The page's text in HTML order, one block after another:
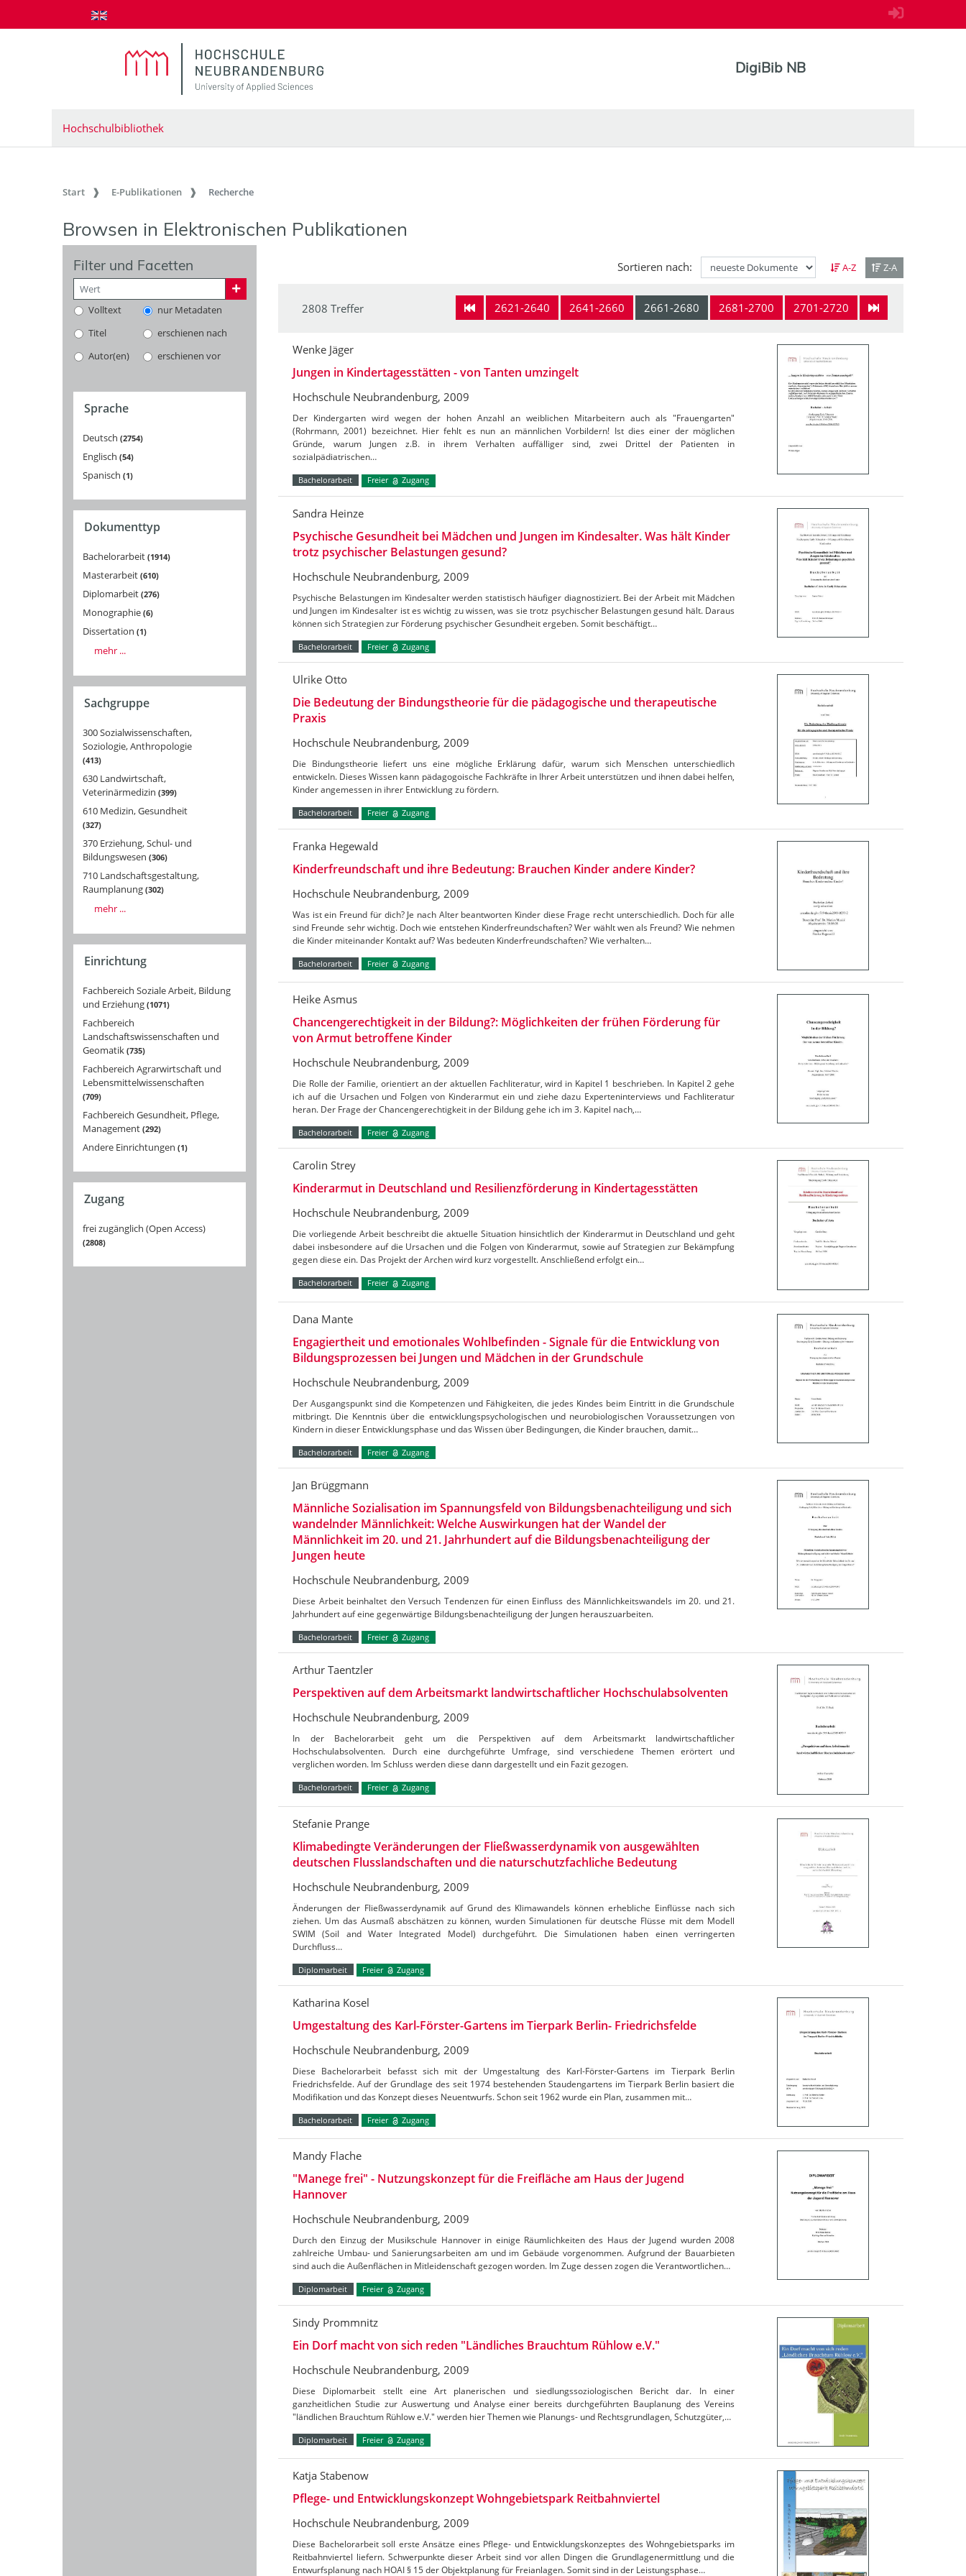
zum Inhalt springen
DigiBib NB
Hochschulbibliothek
Start E-Publikationen Recherche
Browsen in Elektronischen Publikationen
Filter und Facetten
Volltext
nur Metadaten
Titel
erschienen nach
Autor(en)
erschienen vor
Sprache
Deutsch 2754
Englisch 54
Spanisch 1
Dokumenttyp
Bachelorarbeit 1914
Masterarbeit 610
Diplomarbeit 276
Monographie 6
Dissertation 1
mehr ...
Sachgruppe
300 Sozialwissenschaften,
Soziologie, Anthropologie
413
630 Landwirtschaft,
Veterinärmedizin 399
610 Medizin, Gesundheit
327
370 Erziehung, Schul- und
Bildungswesen 306
710 Landschaftsgestaltung,
Raumplanung 302
mehr ...
Einrichtung
Fachbereich Soziale Arbeit, Bildung
und Erziehung 1071
Fachbereich
Landschaftswissenschaften und
Geomatik 735
Fachbereich Agrarwirtschaft und
Lebensmittelwissenschaften
709
Fachbereich Gesundheit, Pflege,
Management 292
Andere Einrichtungen 1
Zugang
frei zugänglich (Open Access)
2808
Sortieren nach: A-Z Z-A
2621-2640 2641-2660 2661-2680 2681-2700 2701-2720
2808 Treffer
Wenke Jäger
Jungen in Kindertagesstätten - von Tanten umzingelt
Hochschule Neubrandenburg, 2009
Der Kindergarten wird wegen der hohen Anzahl an weiblichen Mitarbeitern auch als "Frauengarten"
(Rohrmann, 2001) bezeichnet. Hier fehlt es nun an männlichen Vorbildern! Ist dies einer der möglichen
Gründe, warum Jungen z.B. in ihrem Verhalten auffälliger sind, zwei Drittel der Patienten in
sozialpädiatrischen…
Bachelorarbeit Freier Zugang
Sandra Heinze
Psychische Gesundheit bei Mädchen und Jungen im Kindesalter. Was hält Kinder
trotz psychischer Belastungen gesund?
Hochschule Neubrandenburg, 2009
Psychische Belastungen im Kindesalter werden statistisch häufiger diagnostiziert. Bei der Arbeit mit Mädchen
und Jungen im Kindesalter ist es wichtig zu wissen, was sie trotz psychischer Belastungen gesund hält. Daraus
können sich Strategien zur Förderung psychischer Gesundheit ergeben. Somit beschäftigt…
Bachelorarbeit Freier Zugang
Ulrike Otto
Die Bedeutung der Bindungstheorie für die pädagogische und therapeutische
Praxis
Hochschule Neubrandenburg, 2009
Die Bindungstheorie liefert uns eine mögliche Erklärung dafür, warum sich Menschen unterschiedlich
entwickeln. Dieses Wissen kann pädagogoische Fachkräfte in Ihrer Arbeit unterstützen und ihnen dabei helfen,
Kinder angemessen in ihrer Entwicklung zu fördern.
Bachelorarbeit Freier Zugang
Franka Hegewald
Kinderfreundschaft und ihre Bedeutung: Brauchen Kinder andere Kinder?
Hochschule Neubrandenburg, 2009
Was ist ein Freund für dich? Je nach Alter beantworten Kinder diese Frage recht unterschiedlich. Doch für alle
sind Freunde sehr wichtig. Doch wie entstehen Kinderfreundschaften? Wer wählt wen als Freund? Wie nehmen
die Kinder miteinander Kontakt auf? Was bedeuten Kinderfreundschaften? Wie verhalten…
Bachelorarbeit Freier Zugang
Heike Asmus
Chancengerechtigkeit in der Bildung?: Möglichkeiten der frühen Förderung für
von Armut betroffene Kinder
Hochschule Neubrandenburg, 2009
Die Rolle der Familie, orientiert an der aktuellen Fachliteratur, wird in Kapitel 1 beschrieben. In Kapitel 2 gehe
ich auf die Ursachen und Folgen von Kinderarmut ein und ziehe dazu Experteninterviews und Fachliteratur
heran. Der Frage der Chancengerechtigkeit in der Bildung gehe ich im 3. Kapitel nach,…
Bachelorarbeit Freier Zugang
Carolin Strey
Kinderarmut in Deutschland und Resilienzförderung in Kindertagesstätten
Hochschule Neubrandenburg, 2009
Die vorliegende Arbeit beschreibt die aktuelle Situation hinsichtlich der Kinderarmut in Deutschland und geht
dabei insbesondere auf die Ursachen und die Folgen von Kinderarmut, sowie auf Strategien zur Bekämpfung
gegen diese ein. Das Projekt der Archen wird kurz vorgestellt. Anschließend erfolgt ein…
Bachelorarbeit Freier Zugang
Dana Mante
Engagiertheit und emotionales Wohlbefinden - Signale für die Entwicklung von
Bildungsprozessen bei Jungen und Mädchen in der Grundschule
Hochschule Neubrandenburg, 2009
Der Ausgangspunkt sind die Kompetenzen und Fähigkeiten, die jedes Kindes beim Eintritt in die Grundschule
mitbringt. Die Kenntnis über die entwicklungspsychologischen und neurobiologischen Voraussetzungen von
Kindern in dieser Entwicklungsphase und das Wissen über Bedingungen, die Kinder brauchen, damit…
Bachelorarbeit Freier Zugang
Jan Brüggmann
Männliche Sozialisation im Spannungsfeld von Bildungsbenachteiligung und sich
wandelnder Männlichkeit: Welche Auswirkungen hat der Wandel der
Männlichkeit im 20. und 21. Jahrhundert auf die Bildungsbenachteiligung der
Jungen heute
Hochschule Neubrandenburg, 2009
Diese Arbeit beinhaltet den Versuch Tendenzen für einen Einfluss des Männlichkeitswandels im 20. und 21.
Jahrhundert auf eine gegenwärtige Bildungsbenachteiligung der Jungen herauszuarbeiten.
Bachelorarbeit Freier Zugang
Arthur Taentzler
Perspektiven auf dem Arbeitsmarkt landwirtschaftlicher Hochschulabsolventen
Hochschule Neubrandenburg, 2009
In der Bachelorarbeit geht um die Perspektiven auf dem Arbeitsmarkt landwirtschaftlicher
Hochschulabsolventen. Durch eine durchgeführte Umfrage, sind verschiedene Themen erörtert und
verglichen worden. Im Schluss werden diese dann dargestellt und ein Fazit gezogen.
Bachelorarbeit Freier Zugang
Stefanie Prange
Klimabedingte Veränderungen der Fließwasserdynamik von ausgewählten
deutschen Flusslandschaften und die naturschutzfachliche Bedeutung
Hochschule Neubrandenburg, 2009
Änderungen der Fließwasserdynamik auf Grund des Klimawandels können erhebliche Einflüsse nach sich
ziehen. Um das Ausmaß abschätzen zu können, wurden Simulationen für deutsche Flüsse mit dem Modell
SWIM (Soil and Water Integrated Model) durchgeführt. Die Simulationen haben einen verringerten
Durchfluss…
Diplomarbeit Freier Zugang
Katharina Kosel
Umgestaltung des Karl-Förster-Gartens im Tierpark Berlin- Friedrichsfelde
Hochschule Neubrandenburg, 2009
Diese Bachelorarbeit befasst sich mit der Umgestaltung des Karl-Förster-Gartens im Tierpark Berlin
Friedrichsfelde. Auf der Grundlage des seit 1974 bestehenden Staudengartens im Tierpark Berlin basiert die
Modifikation und das Konzept dieses Neuentwurfs. Schon seit 1962 wurde ein Plan, zusammen mit…
Bachelorarbeit Freier Zugang
Mandy Flache
"Manege frei" - Nutzungskonzept für die Freifläche am Haus der Jugend
Hannover
Hochschule Neubrandenburg, 2009
Durch den Einzug der Musikschule Hannover in einige Räumlichkeiten des Haus der Jugend wurden 2008
zahlreiche Umbau- und Sanierungsarbeiten am und im Gebäude vorgenommen. Aufgrund der Bauarbieten
sind auch die Außenflächen in Mitleidenschaft gezogen worden. Im Zuge dessen zogen die Verantwortlichen…
Diplomarbeit Freier Zugang
Sindy Prommnitz
Ein Dorf macht von sich reden "Ländliches Brauchtum Rühlow e.V."
Hochschule Neubrandenburg, 2009
Diese Diplomarbeit stellt eine Art planerischen und siedlungssoziologischen Bericht dar. In einer
ganzheitlichen Studie zur Auswertung und Analyse einer bereits durchgeführten Bauplanung des Vereins
"ländlichen Brauchtum Rühlow e.V." werden hier Themen wie Planungs- und Rechtsgrundlagen, Schutzgüter,…
Diplomarbeit Freier Zugang
Katja Stabenow
Pflege- und Entwicklungskonzept Wohngebietspark Reitbahnviertel
Hochschule Neubrandenburg, 2009
Diese Bachelorarbeit soll erste Ansätze eines Pflege- und Entwicklungskonzeptes des Wohngebietsparks im
Reitbahnviertel liefern. Schwerpunkte dieser Arbeit sind vor allen Dingen die Grundlagenermittlung und die
Entwurfsplanung nach HOAI § 15 der Objektplanung für Freianlagen. Somit sind in der Leistungsphase…